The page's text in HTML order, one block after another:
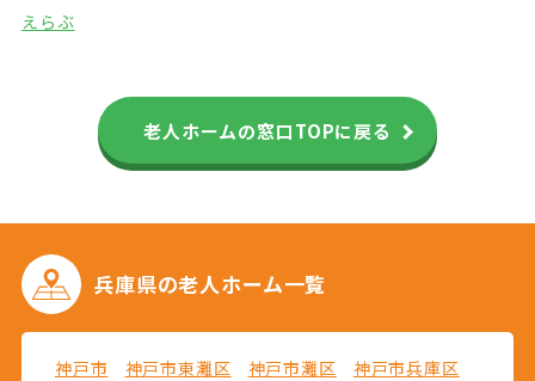
えらぶ
老人ホームの窓口TOPに戻る
兵庫県の老人ホーム一覧
神戸市 神戸市東灘区 神戸市灘区
神戸市兵庫区